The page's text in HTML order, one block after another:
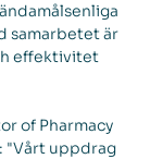
samarbetet är
effektivitet
of Pharmacy
"Vårt uppdrag